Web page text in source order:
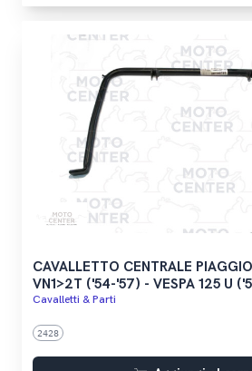
CAVALLETTO CENTRALE
VN1>2T ('54-'57) - VESPA 125 U
Cavalletti & Parti
2428